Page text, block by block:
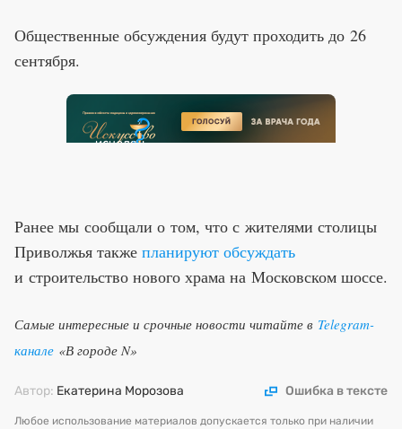
Общественные обсуждения будут проходить до 26
сентября.
Ранее мы сообщали о том, что с жителями столицы
Приволжья также планируют обсуждать
и строительство нового храма на Московском шоссе.
Самые интересные и срочные новости читайте в Telegram-
канале «В городе N»
Автор: Екатерина Морозова Ошибка в тексте
Любое использование материалов допускается только при наличии